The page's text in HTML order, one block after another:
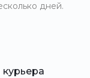
дней.